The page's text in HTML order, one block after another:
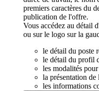
premiers caractères du
publication de l'offre.
Vous accédez au détail
ou sur le logo sur la
le détail du poste
le détail du profil
les modalités
la présentation de
les informations